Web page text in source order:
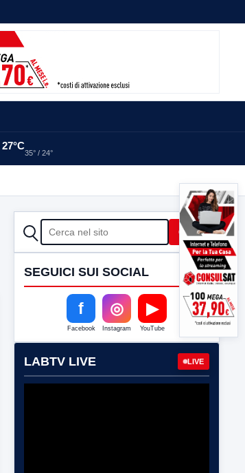
27°C
35° / 24°
CERCA Cerca
SEGUICI SUI SOCIAL
f
Facebook
◎
Instagram
▶
YouTube
LABTV LIVE LIVE